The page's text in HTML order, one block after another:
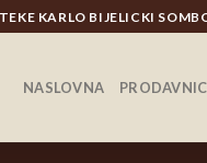
KARLO BIJELICKI
NASLOVNA